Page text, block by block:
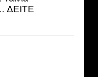
ΔΕΙΤΕ